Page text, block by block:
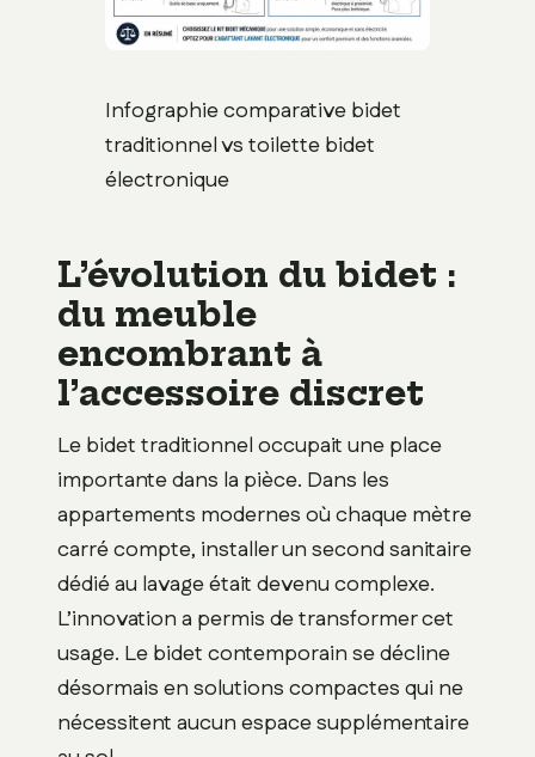
Infographie comparative bidet
traditionnel vs toilette bidet
électronique
L’évolution du bidet :
du meuble
encombrant à
l’accessoire discret
Le bidet traditionnel occupait une place
importante dans la pièce. Dans les
appartements modernes où chaque mètre
carré compte, installer un second sanitaire
dédié au lavage était devenu complexe.
L’innovation a permis de transformer cet
usage. Le bidet contemporain se décline
désormais en solutions compactes qui ne
nécessitent aucun espace supplémentaire